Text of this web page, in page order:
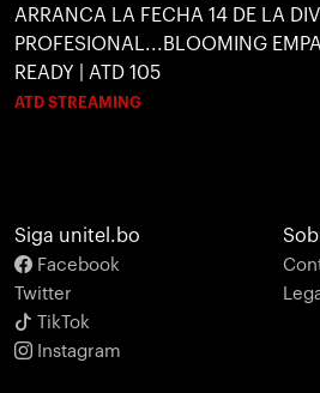
ARRANCA LA FECHA 14 DE LA
PROFESIONAL...BLOOMING
READY | ATD 105
ATD STREAMING
Siga unitel.bo
Facebook
Twitter
TikTok
Instagram